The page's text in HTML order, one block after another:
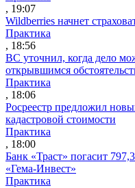
, 19:07
Wildberries начнет
Практика
, 18:56
ВС уточнил, когда дело
открывшимся
Практика
, 18:06
Росреестр предложил
кадастровой стоимости
Практика
, 18:00
Банк «Траст» погасит
«Гема-Инвест»
Практика